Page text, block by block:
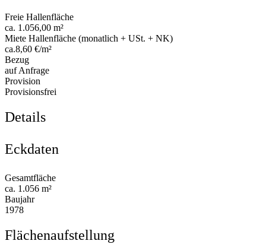
Freie Hallenfläche
ca. 1.056,00 m²
Miete Hallenfläche (monatlich + USt. + NK)
ca.8,60 €/m²
Bezug
auf Anfrage
Provision
Provisionsfrei
Details
Eckdaten
Gesamtfläche
ca. 1.056 m²
Baujahr
1978
Flächenaufstellung